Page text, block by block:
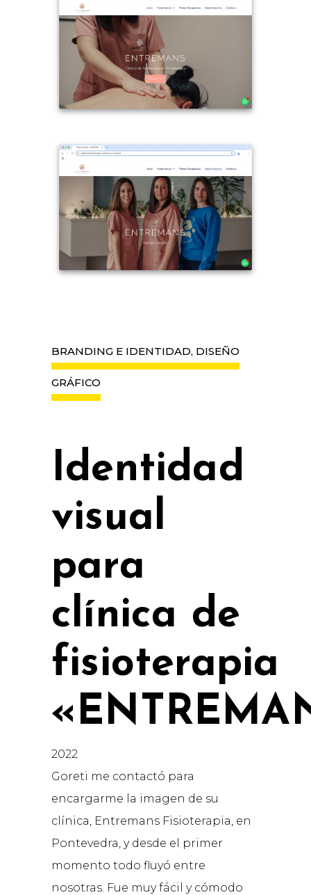
BRANDING E IDENTIDAD, DISEÑO
GRÁFICO
Identidad
visual
para
clínica de
fisioterapia
2022
Goreti me contactó para
encargarme la imagen de su
clínica, Entremans Fisioterapia, en
Pontevedra, y desde el primer
momento todo fluyó entre
nosotras. Fue muy fácil y cómodo